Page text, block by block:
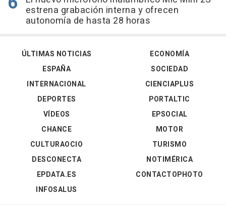
estrena grabación interna y ofrecen
autonomía de hasta 28 horas
ÚLTIMAS NOTICIAS
ESPAÑA
INTERNACIONAL
DEPORTES
VÍDEOS
ECONOMÍA
SOCIEDAD
CIENCIAPLUS
PORTALTIC
EPSOCIAL
CHANCE
CULTURAOCIO
DESCONECTA
EPDATA.ES
INFOSALUS
MOTOR
TURISMO
NOTIMÉRICA
CONTACTOPHOTO